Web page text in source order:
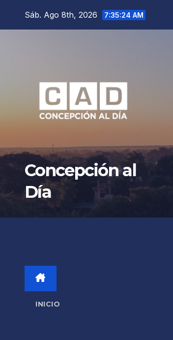
Sáb. Ago 8th, 2026 7:35:25 AM
Concepción al
Día
INICIO